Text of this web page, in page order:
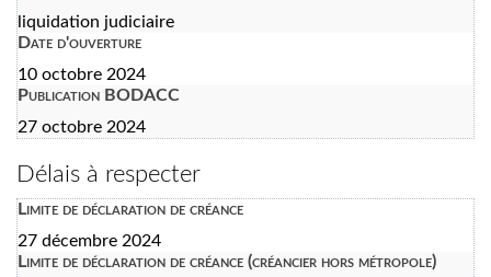
liquidation judiciaire
Date d'ouverture
10 octobre 2024
Publication BODACC
27 octobre 2024
Délais à respecter
Limite de déclaration de créance
27 décembre 2024
Limite de déclaration de créance (créancier hors métropole)